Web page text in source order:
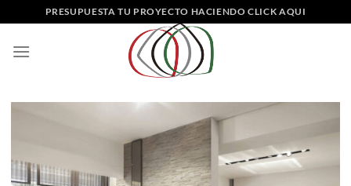
al
contenido
PRESUPUESTA TU PROYECTO HACIENDO CLICK AQUI